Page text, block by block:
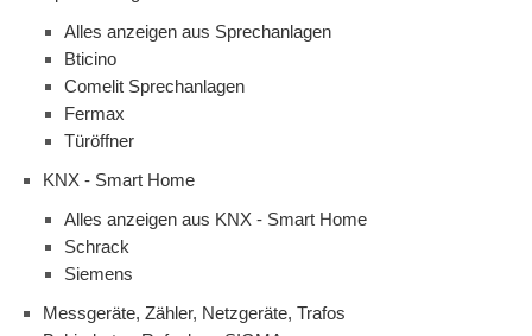
Alles anzeigen aus Sprechanlagen
Bticino
Comelit Sprechanlagen
Fermax
Türöffner
KNX - Smart Home
Alles anzeigen aus KNX - Smart Home
Schrack
Siemens
Messgeräte, Zähler, Netzgeräte, Trafos